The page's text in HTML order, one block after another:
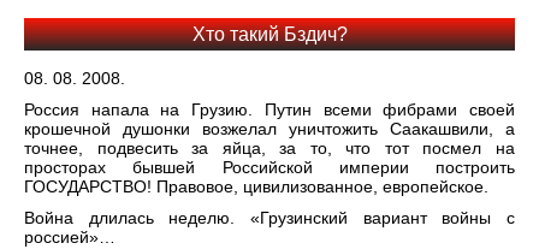
navigation
Хто такий Бздич?
08. 08. 2008.
Россия напала на Грузию. Путин всеми фибрами своей
крошечной душонки возжелал уничтожить Саакашвили, а
точнее, подвесить за яйца, за то, что тот посмел на
просторах бывшей Российской империи построить
ГОСУДАРСТВО! Правовое, цивилизованное, европейское.
Война длилась неделю. «Грузинский вариант войны с
россией»…